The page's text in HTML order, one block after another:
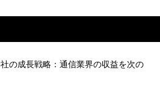
の成長戦略：通信業界の収益を次の